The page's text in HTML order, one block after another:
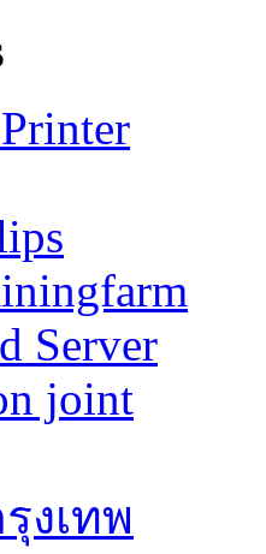
Server
joint
งเทพ